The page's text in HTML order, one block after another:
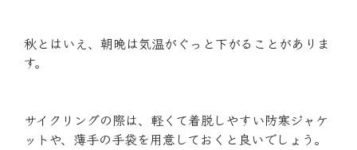
秋とはいえ、朝晩は気温がぐっと下がることがありま
す。
サイクリングの際は、軽くて着脱しやすい防寒ジャケ
ットや、薄手の手袋を用意しておくと良いでしょう。